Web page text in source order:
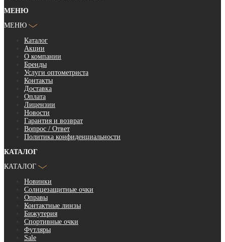
МЕНЮ
МЕНЮ
Каталог
Акции
О компании
Бренды
Услуги оптометриста
Контакты
Доставка
Оплата
Лицензии
Новости
Гарантия и возврат
Вопрос / Ответ
Политика конфиденциальности
КАТАЛОГ
КАТАЛОГ
Новинки
Солнцезащитные очки
Оправы
Контактные линзы
Бижутерия
Спортивные очки
Футляры
Sale